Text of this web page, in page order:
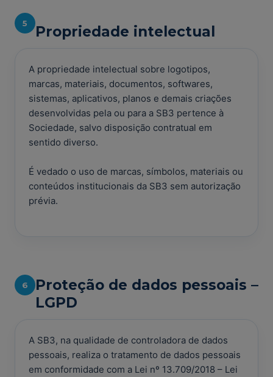
5 Propriedade intelectual
A propriedade intelectual sobre logotipos,
marcas, materiais, documentos, softwares,
sistemas, aplicativos, planos e demais criações
desenvolvidas pela ou para a SB3 pertence à
Sociedade, salvo disposição contratual em
sentido diverso.
É vedado o uso de marcas, símbolos, materiais ou
conteúdos institucionais da SB3 sem autorização
prévia.
6
Proteção de dados pessoais –
LGPD
A SB3, na qualidade de controladora de dados
pessoais, realiza o tratamento de dados pessoais
em conformidade com a Lei nº 13.709/2018 – Lei